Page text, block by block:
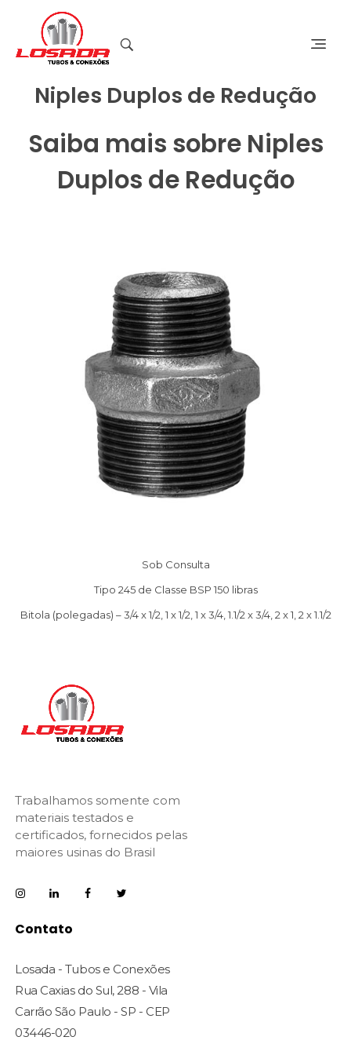
Niples Duplos de Redução
Saiba mais sobre Niples
Duplos de Redução
Sob Consulta
Tipo 245 de Classe BSP 150 libras
Bitola (polegadas) – 3/4 x 1/2, 1 x 1/2, 1 x 3/4, 1.1/2 x 3/4, 2 x 1, 2 x 1.1/2
Trabalhamos somente com
materiais testados e
certificados, fornecidos pelas
maiores usinas do Brasil
Contato
Losada - Tubos e Conexões
Rua Caxias do Sul, 288 - Vila
Carrão São Paulo - SP - CEP
03446-020